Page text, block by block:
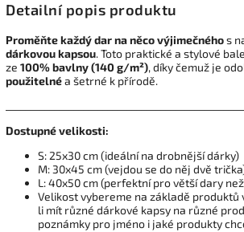
Detailní popis produktu
Proměňte každý dar na něco výjimečnéhos
dárkovou kapsou. Toto praktické a stylové
ze 100% bavlny (140 g/m²), díky čemuž je
použitelnéa šetrné k přírodě.
Dostupné velikosti:
S: 25x30 cm (ideální na drobnější dárky)
M: 30x45 cm (vejdou se do něj dvě
L: 40x50 cm (perfektní pro větší dary
Velikost vybereme na základě produktů
li mít různé dárkové kapsy na různé
poznámky pro jméno i jaké produkty